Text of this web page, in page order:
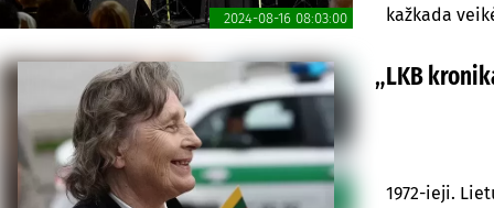
kažkada
2024-08-16 08:03:00
„LKB
1972-ieji.